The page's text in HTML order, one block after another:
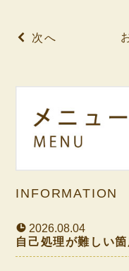
次へ
INFORMATION
2026.08.04
自己処理が難しい